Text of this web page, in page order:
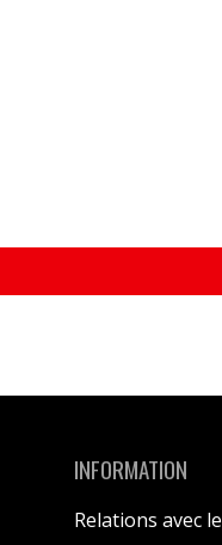
INFORMATION
Relations avec